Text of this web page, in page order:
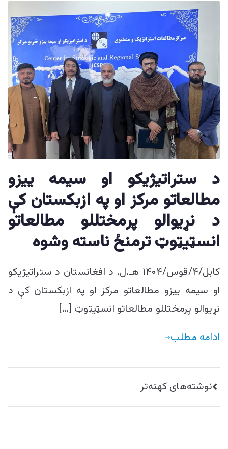
د ستراتيژیکو او سیمه ییزو
مطالعاتو مرکز او په ازبکستان کې
د نړيوالو پرمختللو مطالعاتو
انسټيټوټ ترمنځ ناسته وشوه
کابل/۴/قوس/۱۴۰۴ هـ.ل. د افغانستان د ستراتيژیکو
او سیمه ییزو مطالعاتو مرکز او په ازبکستان کې د
نړيوالو پرمختللو مطالعاتو انسټيټوټ […]
ادامه مطلب
راهبری
نوشته‌ها
نوشته‌های کهنه‌تر